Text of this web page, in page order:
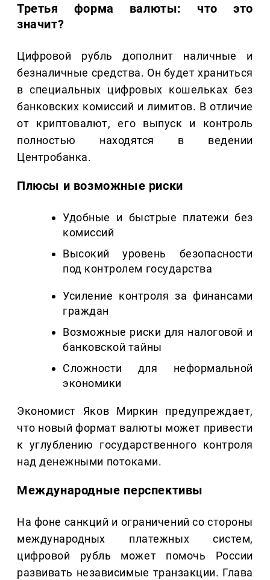
Третья форма валюты: что это
значит?
Цифровой рубль дополнит наличные и
безналичные средства. Он будет храниться
в специальных цифровых кошельках без
банковских комиссий и лимитов. В отличие
от криптовалют, его выпуск и контроль
полностью находятся в ведении
Центробанка.
Плюсы и возможные риски
Удобные и быстрые платежи без
комиссий
Высокий уровень безопасности
под контролем государства
Усиление контроля за финансами
граждан
Возможные риски для налоговой и
банковской тайны
Сложности для неформальной
экономики
Экономист Яков Миркин предупреждает,
что новый формат валюты может привести
к углублению государственного контроля
над денежными потоками.
Международные перспективы
На фоне санкций и ограничений со стороны
международных платежных систем,
цифровой рубль может помочь России
развивать независимые транзакции. Глава